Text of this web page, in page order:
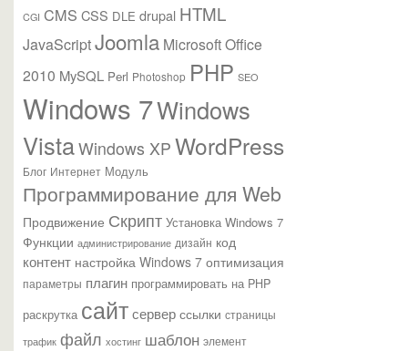
CGI CMS CSS DLE drupal HTML
JavaScriptJoomla Microsoft Office
2010 MySQL Perl Photoshop PHP SEO
Windows 7Windows
VistaWindows XP WordPress
Блог Интернет Модуль
Программирование для Web
Продвижение Скрипт Установка Windows 7
Функции администрирование дизайн код
контент настройка Windows 7 оптимизация
параметры плагин программировать на PHP
раскрутка сайтсервер ссылки страницы
трафик файл хостинг шаблон элемент